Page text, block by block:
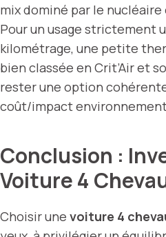
mix dominé par le
Pour un usage strictement
kilométrage, une petite
bien classée en Crit’Air et
rester une option
coût/impact
Conclusion :
Voiture 4
Choisir une voiture 4